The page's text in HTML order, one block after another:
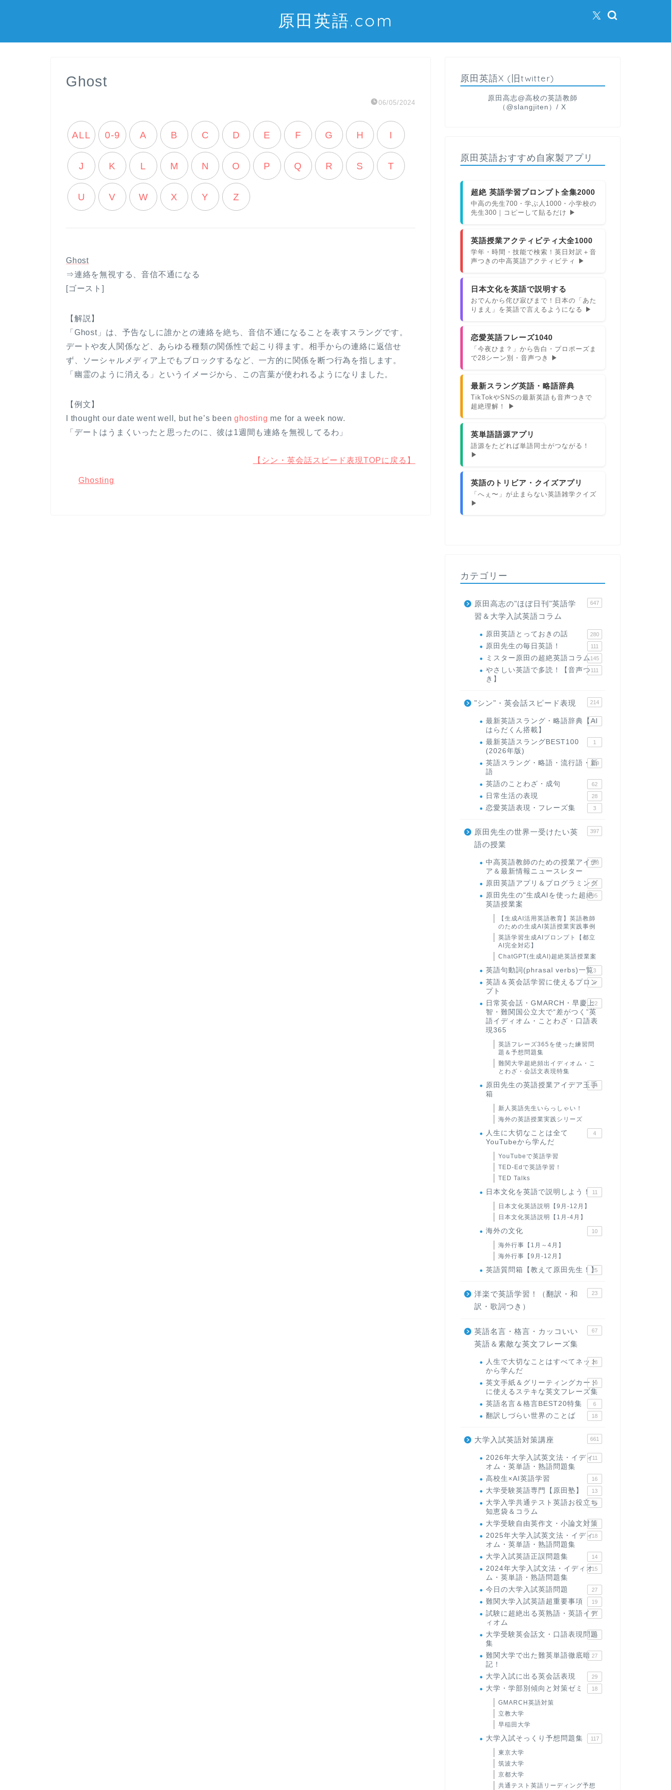
原田英語.com
Ghost
06/05/2024
ALL 0-9 A B C D E F G H I
J K L M N O P Q R S T
U V W X Y Z
Ghost
⇒連絡を無視する、音信不通になる
[ゴースト]
【解説】
「Ghost」は、予告なしに誰かとの連絡を絶ち、音信不通になることを表すスラングです。
デートや友人関係など、あらゆる種類の関係性で起こり得ます。相手からの連絡に返信せ
ず、ソーシャルメディア上でもブロックするなど、一方的に関係を断つ行為を指します。
「幽霊のように消える」というイメージから、この言葉が使われるようになりました。
【例文】
I thought our date went well, but he’s beenghosting me for a week now.
「デートはうまくいったと思ったのに、彼は1週間も連絡を無視してるわ」
【シン・英会話スピード表現TOPに戻る】
Ghosting
原田英語X (旧twitter)
原田高志@高校の英語教師
（@slangjiten）/ X
原田英語おすすめ自家製アプリ
超絶 英語学習プロンプト全集2000
中高の先生700・学ぶ人1000・小学校の
先生300｜コピーして貼るだけ ▶
英語授業アクティビティ大全1000
学年・時間・技能で検索！英日対訳＋音
声つきの中高英語アクティビティ ▶
日本文化を英語で説明する
おでんから侘び寂びまで！日本の「あた
りまえ」を英語で言えるようになる ▶
恋愛英語フレーズ1040
「今夜ひま？」から告白・プロポーズま
で28シーン別・音声つき ▶
最新スラング英語・略語辞典
TikTokやSNSの最新英語も音声つきで
超絶理解！ ▶
英単語語源アプリ
語源をたどれば単語同士がつながる！
▶
英語のトリビア・クイズアプリ
「へぇ〜」が止まらない英語雑学クイズ
▶
カテゴリー
原田高志の"ほぼ日刊"英語学
習＆大学入試英語コラム
647
原田英語とっておきの話 280
原田先生の毎日英語！ 111
ミスター原田の超絶英語コラム145
やさしい英語で多読！【音声つ
き】
111
"シン"・英会話スピード表現 214
最新英語スラング・略語辞典【AI
はらだくん搭載】
1
最新英語スラングBEST100
(2026年版)
1
英語スラング・略語・流行語・新
語
119
英語のことわざ・成句 62
日常生活の表現 28
恋愛英語表現・フレーズ集 3
原田先生の世界一受けたい英
語の授業
397
中高英語教師のための授業アイデ
ア＆最新情報ニュースレター
168
原田英語アプリ＆プログラミング
31
原田先生の"生成AIを使った超絶
英語授業案
95
【生成AI活用英語教育】英語教師
のための生成AI英語授業実践事例
英語学習生成AIプロンプト【都立
AI完全対応】
ChatGPT(生成AI)超絶英語授業案
英語句動詞(phrasal verbs)一覧3
英語＆英会話学習に使えるプロン
プト
6
日常英会話・GMARCH・早慶上
智・難関国公立大で“差がつく”英
語イディオム・ことわざ・口語表
現365
22
英語フレーズ365を使った練習問
題＆予想問題集
難関大学超絶頻出イディオム・こ
とわざ・会話文表現特集
原田先生の英語授業アイデア玉手
箱
24
新人英語先生いらっしゃい！
海外の英語授業実践シリーズ
人生に大切なことは全て
YouTubeから学んだ
4
YouTubeで英語学習
TED-Edで英語学習！
TED Talks
日本文化を英語で説明しよう！ 11
日本文化英語説明【9月-12月】
日本文化英語説明【1月-4月】
海外の文化 10
海外行事【1月～4月】
海外行事【9月-12月】
英語質問箱【教えて原田先生！】
25
洋楽で英語学習！（翻訳・和
訳・歌詞つき）
23
英語名言・格言・カッコいい
英語＆素敵な英文フレーズ集
67
人生で大切なことはすべてネット
から学んだ
23
英文手紙＆グリーティングカード
に使えるステキな英文フレーズ集
19
英語名言＆格言BEST20特集 6
翻訳しづらい世界のことば 18
大学入試英語対策講座 661
2026年大学入試英文法・イディ
オム・英単語・熟語問題集
11
高校生×AI英語学習 16
大学受験英語専門【原田塾】 13
大学入学共通テスト英語お役立ち
知恵袋＆コラム
45
大学受験自由英作文・小論文対策
8
2025年大学入試英文法・イディ
オム・英単語・熟語問題集
18
大学入試英語正誤問題集 14
2024年大学入試文法・イディオ
ム・英単語・熟語問題集
15
今日の大学入試英語問題 27
難関大学入試英語超重要事項 19
試験に超絶出る英熟語・英語イデ
ィオム
71
大学受験英会話文・口語表現問題
集
35
難関大学で出た難英単語徹底暗
記！
27
大学入試に出る英会話表現 29
大学・学部別傾向と対策ゼミ 18
GMARCH英語対策
立教大学
早稲田大学
大学入試そっくり予想問題集 117
東京大学
筑波大学
京都大学
共通テスト英語リーディング予想